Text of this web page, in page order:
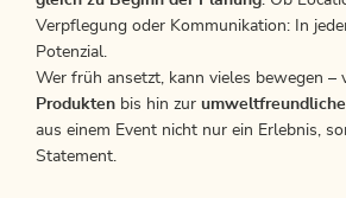
Verpflegung oder Kommunikation: In
Potenzial.
Wer früh ansetzt, kann vieles bewegen –
Produkten bis hin zur
aus einem Event nicht nur ein Erlebnis,
Statement.